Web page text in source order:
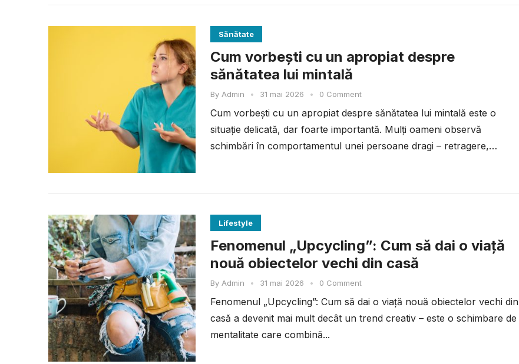
Sănătate
Cum vorbești cu un apropiat despre
sănătatea lui mintală
By Admin • 31 mai 2026 • 0 Comment
Cum vorbești cu un apropiat despre sănătatea lui mintală este o
situație delicată, dar foarte importantă. Mulți oameni observă
schimbări în comportamentul unei persoane dragi – retragere,
Lifestyle
Fenomenul „Upcycling”: Cum să dai o viață
nouă obiectelor vechi din casă
By Admin • 31 mai 2026 • 0 Comment
Fenomenul „Upcycling”: Cum să dai o viață nouă obiectelor vechi din
casă a devenit mai mult decât un trend creativ – este o schimbare de
mentalitate care combină...